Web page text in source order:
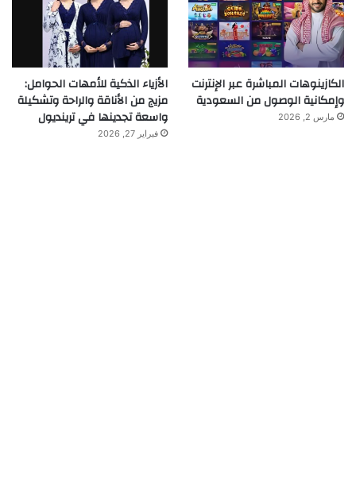
الكازينوهات المباشرة عبر الإنترنت
وإمكانية الوصول من السعودية
مارس 2, 2026
الأزياء الذكية للأمهات الحوامل:
مزيج من الأناقة والراحة وتشكيلة
واسعة تجدينها في ترينديول
فبراير 27, 2026